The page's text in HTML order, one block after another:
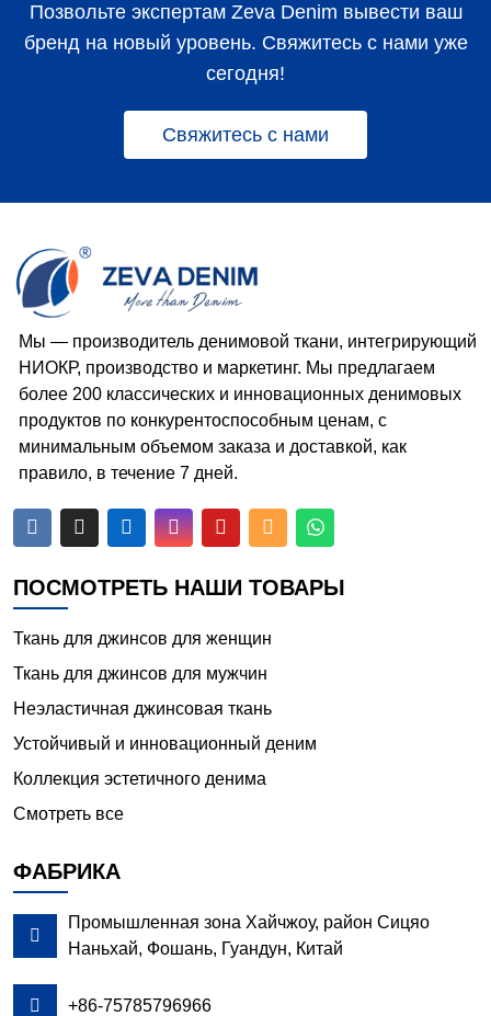
Позвольте экспертам Zeva Denim вывести ваш
бренд на новый уровень. Свяжитесь с нами уже
сегодня!
Свяжитесь с нами
Мы — производитель денимовой ткани, интегрирующий
НИОКР, производство и маркетинг. Мы предлагаем
более 200 классических и инновационных денимовых
продуктов по конкурентоспособным ценам, с
минимальным объемом заказа и доставкой, как
правило, в течение 7 дней.
     
ПОСМОТРЕТЬ НАШИ ТОВАРЫ
Ткань для джинсов для женщин
Ткань для джинсов для мужчин
Неэластичная джинсовая ткань
Устойчивый и инновационный деним
Коллекция эстетичного денима
Смотреть все
ФАБРИКА

Промышленная зона Хайчжоу, район Сицяо
Наньхай, Фошань, Гуандун, Китай
 +86-75785796966